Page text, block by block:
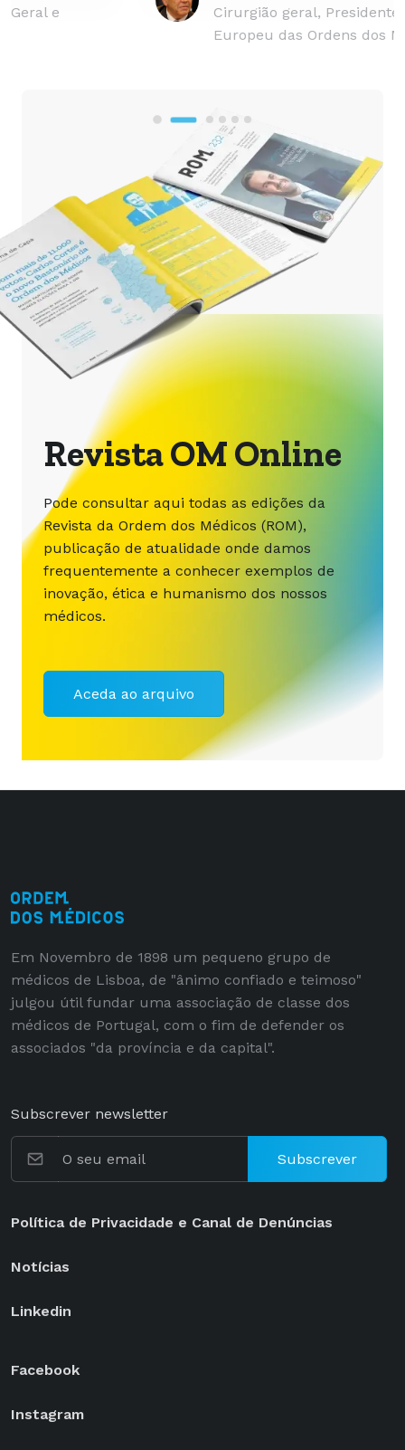
Cirurgião geral, Presidente do Conselho
Europeu das Ordens dos Médicos
Revista OM Online
Pode consultar aqui todas as edições da
Revista da Ordem dos Médicos (ROM),
publicação de atualidade onde damos
frequentemente a conhecer exemplos de
inovação, ética e humanismo dos nossos
médicos.
Aceda ao arquivo
Em Novembro de 1898 um pequeno grupo de
médicos de Lisboa, de "ânimo confiado e teimoso"
julgou útil fundar uma associação de classe dos
médicos de Portugal, com o fim de defender os
associados "da província e da capital".
Subscrever newsletter
Subscrever
Política de Privacidade e Canal de Denúncias
Notícias
Linkedin
Facebook
Instagram